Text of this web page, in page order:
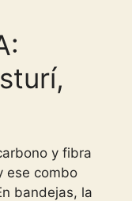
y fibra
ese combo
bandejas, la